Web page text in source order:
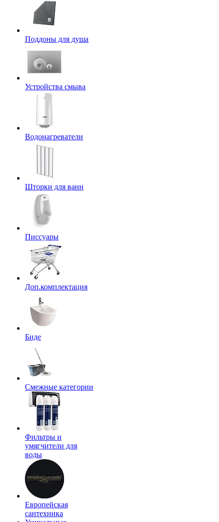
Поддоны для душа
Устройства смыва
Водонагреватели
Шторки для ванн
Писсуары
Доп.комплектация
Биде
Смежные категории
Фильтры и
умягчители для
воды
Европейская
сантехника